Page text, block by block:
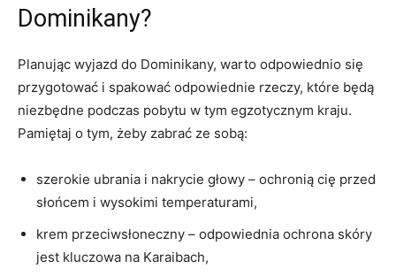
Dominikany?
Planując wyjazd do⁢ Dominikany, warto odpowiednio⁣ się
przygotować i ⁤spakować ‍odpowiednie rzeczy, które⁤ będą
niezbędne ⁤podczas pobytu⁢ w tym​ egzotycznym kraju.
Pamiętaj o tym, żeby zabrać ze sobą:
szerokie ubrania i ⁢nakrycie głowy – ochronią cię przed
słońcem i wysokimi temperaturami,
krem przeciwsłoneczny – odpowiednia ochrona skóry
jest​ kluczowa na Karaibach,